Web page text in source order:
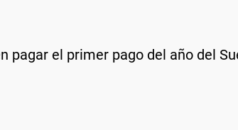
pagar el primer pago del año del